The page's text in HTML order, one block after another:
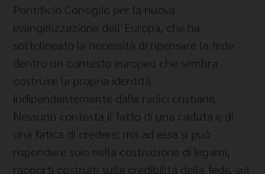
Pontificio Consiglio per la nuova
evangelizzazione dell’Europa, che ha
sottolineato la necessità di ripensare la fede
dentro un contesto europeo che sembra
costruire la propria identità
indipendentemente dalle radici cristiane.
Nessuno contesta il fatto di una caduta e di
una fatica di credere; ma ad essa si può
rispondere solo nella costruzione di legami,
rapporti costruiti sulla credibilità della fede, sul